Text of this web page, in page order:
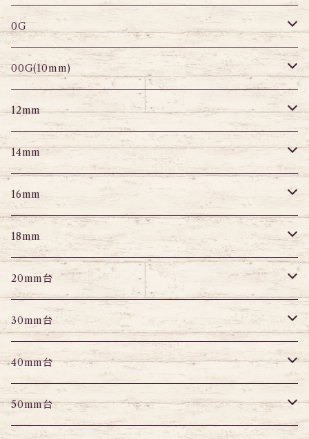
変形ピアス
セグメントリング
ニップルピアス
スクランパー
フェイクプラグ
パーツ
スパイラル
セグメント
変形ピアス
ニップルピアス
パーツ
サーキュラーバーベル
パーツ
セグメントリング
プラグ
パーツ
セグメントリング
プラグ
トンネル
アイレット
エキスパンダー
パーツ
トンネル
プラグ
アイレット
エキスパンダー
パーツ
ストレートバーベル
サーキュラー
トンネル
プラグ
アイレット
エキスパンダー
パーツ
トンネル
プラグ
アイレット
エキスパンダー
パーツ
0G
トンネル
プラグ
アイレット
エキスパンダー
パーツ
00G(10mm)
トンネル
プラグ
アイレット
エキスパンダー
パーツ
12mm
トンネル
プラグ
アイレット
エキスパンダー
パーツ
14mm
トンネル
プラグ
アイレット
エキスパンダー
パーツ
16mm
トンネル
プラグ
アイレット
パーツ
18mm
トンネル
プラグ
アイレット
パーツ
20mm台
トンネル
プラグ
アイレット
30mm台
トンネル
プラグ
40mm台
トンネル
50mm台